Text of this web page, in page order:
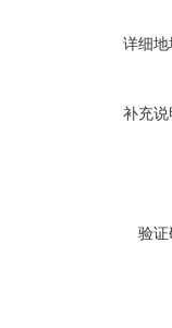
详细地
补充说
验证